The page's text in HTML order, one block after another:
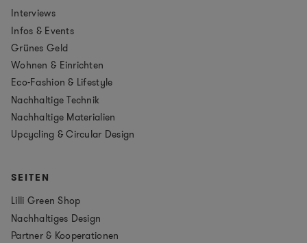
Interviews
Infos & Events
Grünes Geld
Wohnen & Einrichten
Eco-Fashion & Lifestyle
Nachhaltige Technik
Nachhaltige Materialien
Upcycling & Circular Design
SEITEN
Lilli Green Shop
Nachhaltiges Design
Partner & Kooperationen